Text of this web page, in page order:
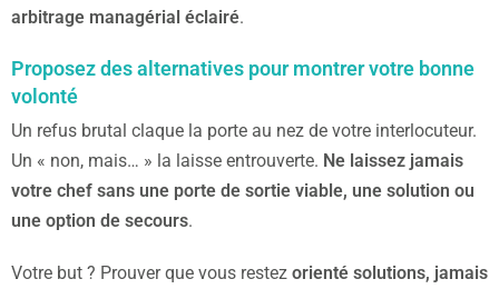
arbitrage managérial éclairé.
Proposez des alternatives pour montrer votre bonne
volonté
Un refus brutal claque la porte au nez de votre interlocuteur.
Un « non, mais… » la laisse entrouverte. Ne laissez jamais
votre chef sans une porte de sortie viable, une solution ou
une option de secours.
Votre but ? Prouver que vous restez orienté solutions, jamais